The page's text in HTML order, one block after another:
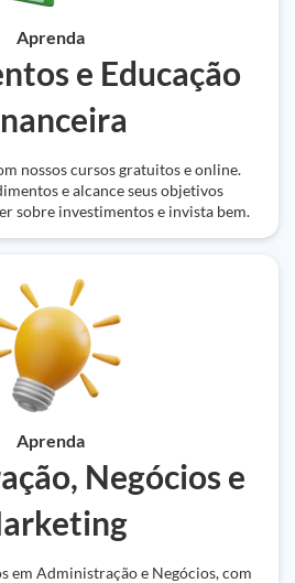
Aprenda
e Educação
nossos cursos gratuitos e online.
e alcance seus objetivos
sobre investimentos e invista bem.
Aprenda
Negócios e
em Administração e Negócios, com